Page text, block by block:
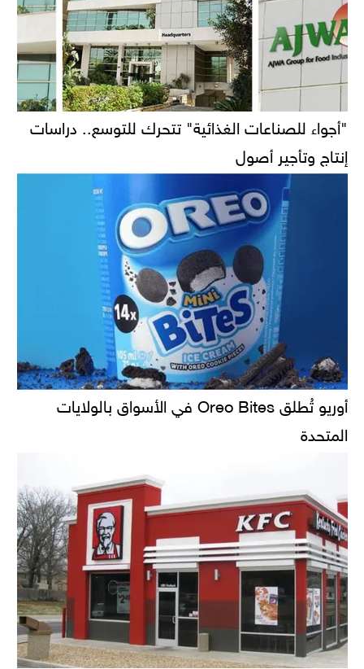
"أجواء للصناعات الغذائية" تتحرك للتوسع.. دراسات
إنتاج وتأجير أصول
أوريو تُطلق Oreo Bites في الأسواق بالولايات
المتحدة